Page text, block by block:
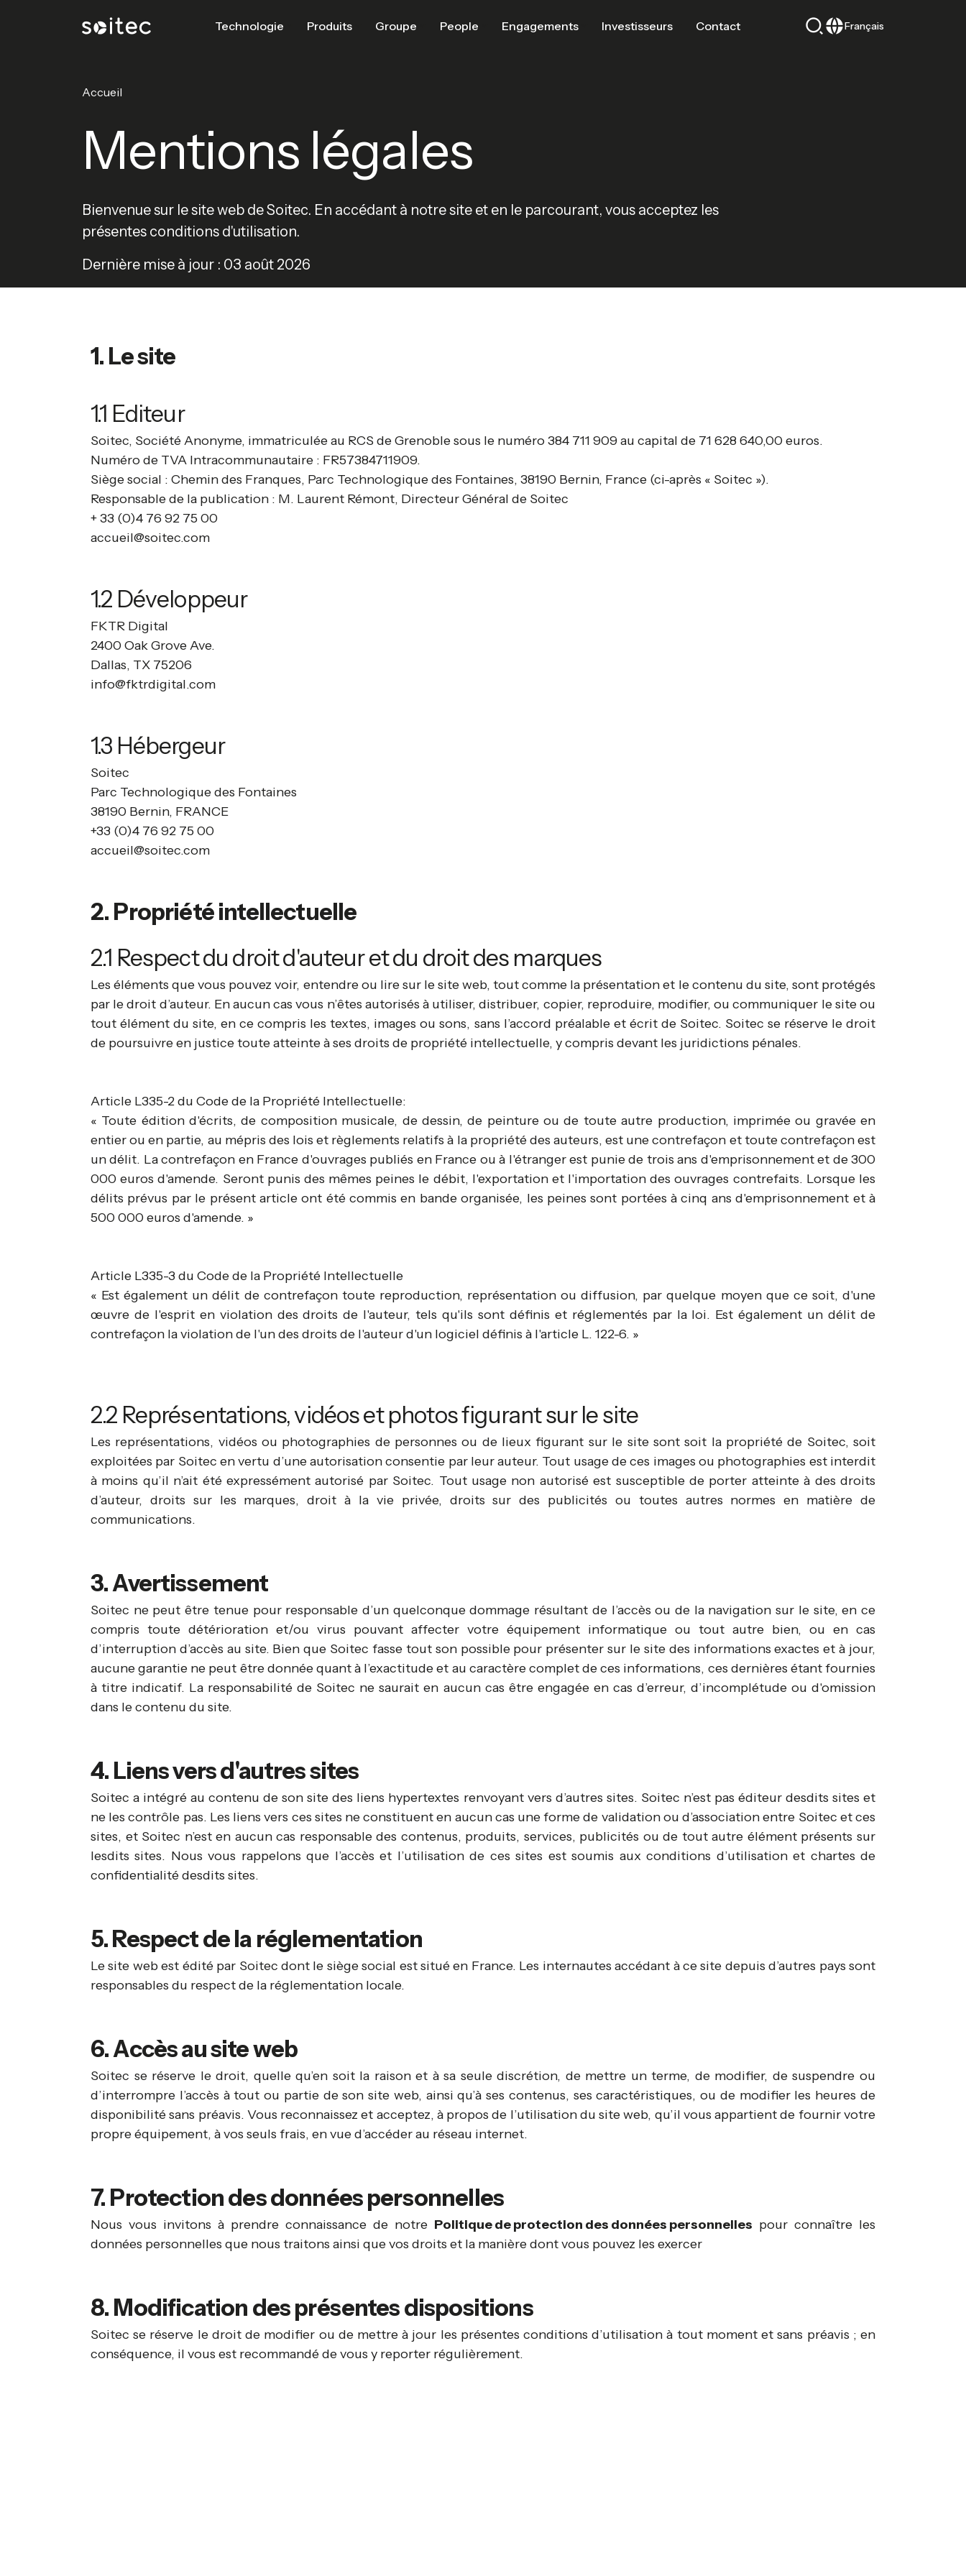
Technologie Produits Groupe People Engagements Investisseurs Contact Français
Accueil
Mentions légales
Bienvenue sur le site web de Soitec. En accédant à notre site et en le parcourant, vous acceptez les
présentes conditions d'utilisation.
Dernière mise à jour : 03 août 2026
1. Le site
1.1 Editeur
Soitec, Société Anonyme, immatriculée au RCS de Grenoble sous le numéro 384 711 909 au capital de 71 628 640,00 euros.
Numéro de TVA Intracommunautaire : FR57384711909.
Siège social : Chemin des Franques, Parc Technologique des Fontaines, 38190 Bernin, France (ci-après « Soitec »).
Responsable de la publication : M. Laurent Rémont, Directeur Général de Soitec
+ 33 (0)4 76 92 75 00
accueil@soitec.com
1.2 Développeur
FKTR Digital
2400 Oak Grove Ave.
Dallas, TX 75206
info@fktrdigital.com
1.3 Hébergeur
Soitec
Parc Technologique des Fontaines
38190 Bernin, FRANCE
+33 (0)4 76 92 75 00
accueil@soitec.com
2. Propriété intellectuelle
​2.1 Respect du droit d'auteur et du droit des marques
Les éléments que vous pouvez voir, entendre ou lire sur le site web, tout comme la présentation et le contenu du site, sont protégés
par le droit d’auteur. En aucun cas vous n’êtes autorisés à utiliser, distribuer, copier, reproduire, modifier, ou communiquer le site ou
tout élément du site, en ce compris les textes, images ou sons, sans l’accord préalable et écrit de Soitec. Soitec se réserve le droit
de poursuivre en justice toute atteinte à ses droits de propriété intellectuelle, y compris devant les juridictions pénales.
Article L335-2 du Code de la Propriété Intellectuelle:
« Toute édition d'écrits, de composition musicale, de dessin, de peinture ou de toute autre production, imprimée ou gravée en
entier ou en partie, au mépris des lois et règlements relatifs à la propriété des auteurs, est une contrefaçon et toute contrefaçon est
un délit. La contrefaçon en France d'ouvrages publiés en France ou à l'étranger est punie de trois ans d'emprisonnement et de 300
000 euros d'amende. Seront punis des mêmes peines le débit, l'exportation et l'importation des ouvrages contrefaits. Lorsque les
délits prévus par le présent article ont été commis en bande organisée, les peines sont portées à cinq ans d'emprisonnement et à
500 000 euros d'amende. »
Article L335-3 du Code de la Propriété Intellectuelle
« Est également un délit de contrefaçon toute reproduction, représentation ou diffusion, par quelque moyen que ce soit, d'une
œuvre de l'esprit en violation des droits de l'auteur, tels qu'ils sont définis et réglementés par la loi. Est également un délit de
contrefaçon la violation de l'un des droits de l'auteur d'un logiciel définis à l'article L. 122-6. »
2.2 Représentations, vidéos et photos figurant sur le site
Les représentations, vidéos ou photographies de personnes ou de lieux figurant sur le site sont soit la propriété de Soitec, soit
exploitées par Soitec en vertu d’une autorisation consentie par leur auteur. Tout usage de ces images ou photographies est interdit
à moins qu’il n’ait été expressément autorisé par Soitec. Tout usage non autorisé est susceptible de porter atteinte à des droits
d’auteur, droits sur les marques, droit à la vie privée, droits sur des publicités ou toutes autres normes en matière de
communications.
3. Avertissement
Soitec ne peut être tenue pour responsable d’un quelconque dommage résultant de l’accès ou de la navigation sur le site, en ce
compris toute détérioration et/ou virus pouvant affecter votre équipement informatique ou tout autre bien, ou en cas
d’interruption d’accès au site. Bien que Soitec fasse tout son possible pour présenter sur le site des informations exactes et à jour,
aucune garantie ne peut être donnée quant à l’exactitude et au caractère complet de ces informations, ces dernières étant fournies
à titre indicatif. La responsabilité de Soitec ne saurait en aucun cas être engagée en cas d’erreur, d’incomplétude ou d'omission
dans le contenu du site.
4. Liens vers d'autres sites
Soitec a intégré au contenu de son site des liens hypertextes renvoyant vers d’autres sites. Soitec n’est pas éditeur desdits sites et
ne les contrôle pas. Les liens vers ces sites ne constituent en aucun cas une forme de validation ou d’association entre Soitec et ces
sites, et Soitec n’est en aucun cas responsable des contenus, produits, services, publicités ou de tout autre élément présents sur
lesdits sites. Nous vous rappelons que l’accès et l’utilisation de ces sites est soumis aux conditions d’utilisation et chartes de
confidentialité desdits sites.
5. Respect de la réglementation
Le site web est édité par Soitec dont le siège social est situé en France. Les internautes accédant à ce site depuis d’autres pays sont
responsables du respect de la réglementation locale.
6. Accès au site web
Soitec se réserve le droit, quelle qu’en soit la raison et à sa seule discrétion, de mettre un terme, de modifier, de suspendre ou
d’interrompre l’accès à tout ou partie de son site web, ainsi qu’à ses contenus, ses caractéristiques, ou de modifier les heures de
disponibilité sans préavis. Vous reconnaissez et acceptez, à propos de l’utilisation du site web, qu’il vous appartient de fournir votre
propre équipement, à vos seuls frais, en vue d’accéder au réseau internet.
7. Protection des données personnelles
Nous vous invitons à prendre connaissance de notre Politique de protection des données personnelles pour connaître les
données personnelles que nous traitons ainsi que vos droits et la manière dont vous pouvez les exercer
8. Modification des présentes dispositions
Soitec se réserve le droit de modifier ou de mettre à jour les présentes conditions d’utilisation à tout moment et sans préavis ; en
conséquence, il vous est recommandé de vous y reporter régulièrement.